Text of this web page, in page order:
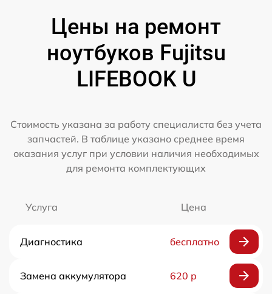
Цены на ремонт
ноутбуков Fujitsu
LIFEBOOK U
Стоимость указана за работу специалиста без учета
запчастей. В таблице указано среднее время
оказания услуг при условии наличия необходимых
для ремонта комплектующих
Услуга Цена
Диагностика бесплатно
Замена аккумулятора 620 р